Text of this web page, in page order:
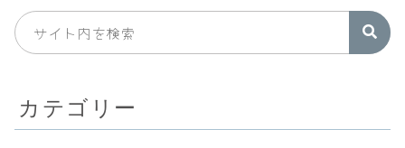
カテゴリー